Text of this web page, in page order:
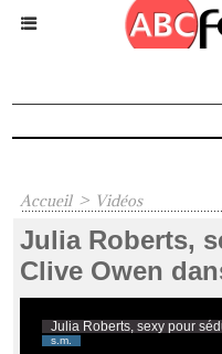
Accueil > Vidéos
Julia Roberts,
Clive Owen